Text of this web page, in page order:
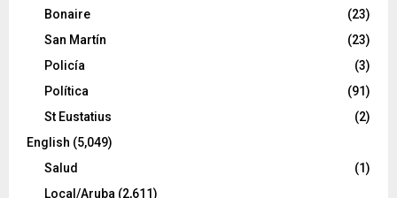
Bonaire
(23)
San Martín
(23)
Policía
(3)
Política
(91)
St Eustatius
(2)
English (5,049)
Salud
(1)
Local/Aruba (2,611)